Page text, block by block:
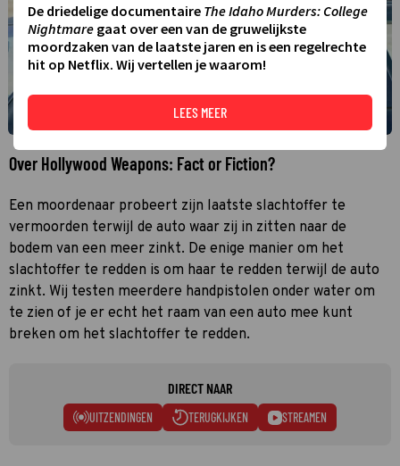
Over Hollywood Weapons: Fact or Fiction?
Een moordenaar probeert zijn laatste slachtoffer te
vermoorden terwijl de auto waar zij in zitten naar de
bodem van een meer zinkt. De enige manier om het
slachtoffer te redden is om haar te redden terwijl de auto
zinkt. Wij testen meerdere handpistolen onder water om
te zien of je er echt het raam van een auto mee kunt
breken om het slachtoffer te redden.
DIRECT NAAR
UITZENDINGEN TERUGKIJKEN STREAMEN
De driedelige documentaire The Idaho Murders: College
Nightmare gaat over een van de gruwelijkste
moordzaken van de laatste jaren en is een regelrechte
hit op Netflix. Wij vertellen je waarom!
LEES MEER